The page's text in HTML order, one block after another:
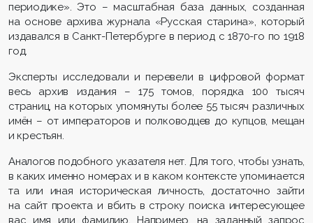
периодике». Это – масштабная база данных, созданная
на основе архива журнала «Русская старина», который
издавался в Санкт-Петербурге в период с 1870-го по 1918
год.
Эксперты исследовали и перевели в цифровой формат
весь архив издания – 175 томов, порядка 100 тысяч
страниц, на которых упомянуты более 55 тысяч различных
имён – от императоров и полководцев до купцов, мещан
и крестьян.
Аналогов подобного указателя нет. Для того, чтобы узнать,
в каких именно номерах и в каком контексте упоминается
та или иная историческая личность, достаточно зайти
на сайт проекта и вбить в строку поиска интересующее
вас имя или фамилию. Например, на заданный запрос